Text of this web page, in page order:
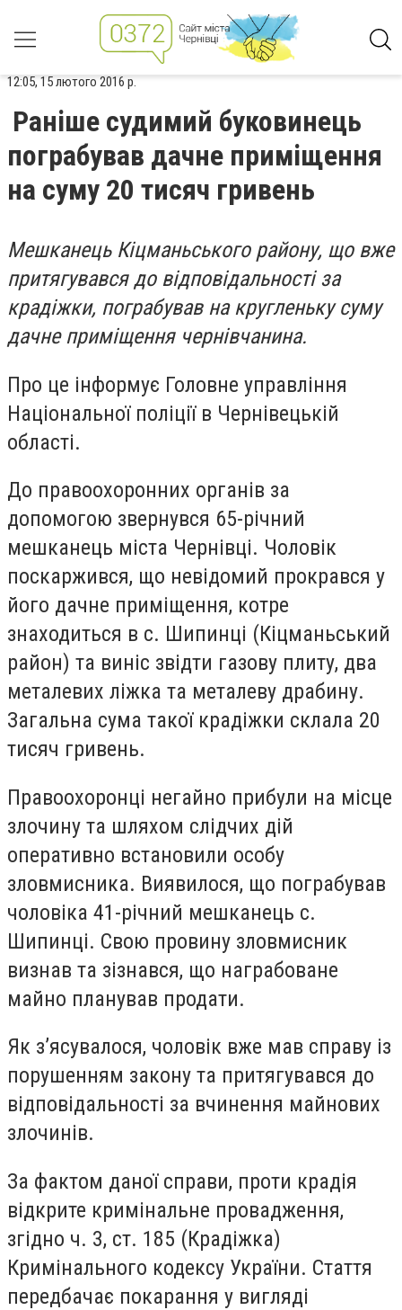
12:05, 15 лютого 2016 р.
Раніше судимий буковинець
пограбував дачне приміщення
на суму 20 тисяч гривень
Мешканець Кіцманьського району, що вже
притягувався до відповідальності за
крадіжки, пограбував на кругленьку суму
дачне приміщення чернівчанина.
Про це інформує Головне управління
Національної поліції в Чернівецькій
області.
До правоохоронних органів за
допомогою звернувся 65-річний
мешканець міста Чернівці. Чоловік
поскаржився, що невідомий прокрався у
його дачне приміщення, котре
знаходиться в с. Шипинці (Кіцманьський
район) та виніс звідти газову плиту, два
металевих ліжка та металеву драбину.
Загальна сума такої крадіжки склала 20
тисяч гривень.
Правоохоронці негайно прибули на місце
злочину та шляхом слідчих дій
оперативно встановили особу
зловмисника. Виявилося, що пограбував
чоловіка 41-річний мешканець с.
Шипинці. Свою провину зловмисник
визнав та зізнався, що награбоване
майно планував продати.
Як з’ясувалося, чоловік вже мав справу із
порушенням закону та притягувався до
відповідальності за вчинення майнових
злочинів.
За фактом даної справи, проти крадія
відкрите кримінальне провадження,
згідно ч. 3, ст. 185 (Крадіжка)
Кримінального кодексу України. Стаття
передбачає покарання у вигляді